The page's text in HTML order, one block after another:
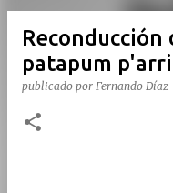
Reconducción
patapum
publicado por Fernando